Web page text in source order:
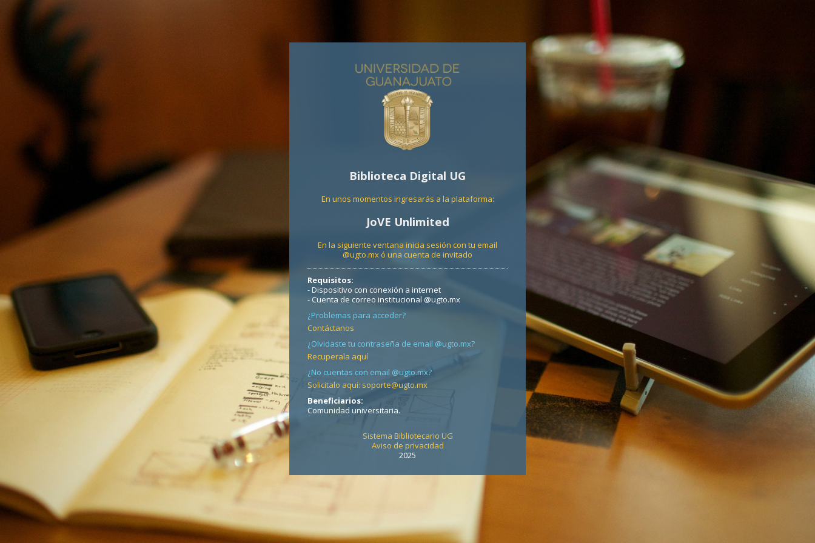
Biblioteca Digital UG
En unos momentos ingresarás a la plataforma:
JoVE Unlimited
En la siguiente ventana inicia sesión con tu email
@ugto.mx ó una cuenta de invitado
Requisitos:
- Dispositivo con conexión a internet
- Cuenta de correo institucional @ugto.mx
¿Problemas para acceder?
Contáctanos
¿Olvidaste tu contraseña de email @ugto.mx?
Recuperala aquí
¿No cuentas con email @ugto.mx?
Solicitalo aquí: soporte@ugto.mx
Beneficiarios:
Comunidad universitaria.
Sistema Bibliotecario UG
Aviso de privacidad
2025